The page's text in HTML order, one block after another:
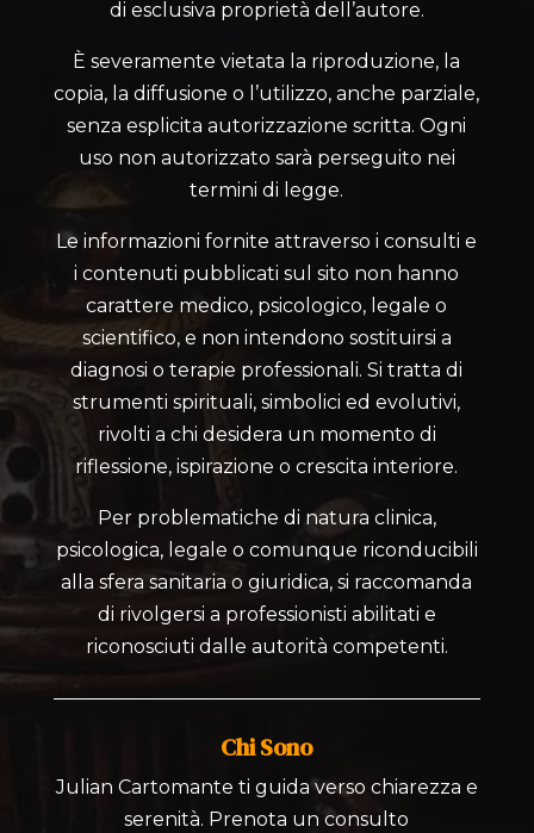
di esclusiva proprietà dell’autore.
È severamente vietata la riproduzione, la
copia, la diffusione o l’utilizzo, anche parziale,
senza esplicita autorizzazione scritta. Ogni
uso non autorizzato sarà perseguito nei
termini di legge.
Le informazioni fornite attraverso i consulti e
i contenuti pubblicati sul sito non hanno
carattere medico, psicologico, legale o
scientifico, e non intendono sostituirsi a
diagnosi o terapie professionali. Si tratta di
strumenti spirituali, simbolici ed evolutivi,
rivolti a chi desidera un momento di
riflessione, ispirazione o crescita interiore.
Per problematiche di natura clinica,
psicologica, legale o comunque riconducibili
alla sfera sanitaria o giuridica, si raccomanda
di rivolgersi a professionisti abilitati e
riconosciuti dalle autorità competenti.
Chi Sono
Julian Cartomante ti guida verso chiarezza e
serenità. Prenota un consulto